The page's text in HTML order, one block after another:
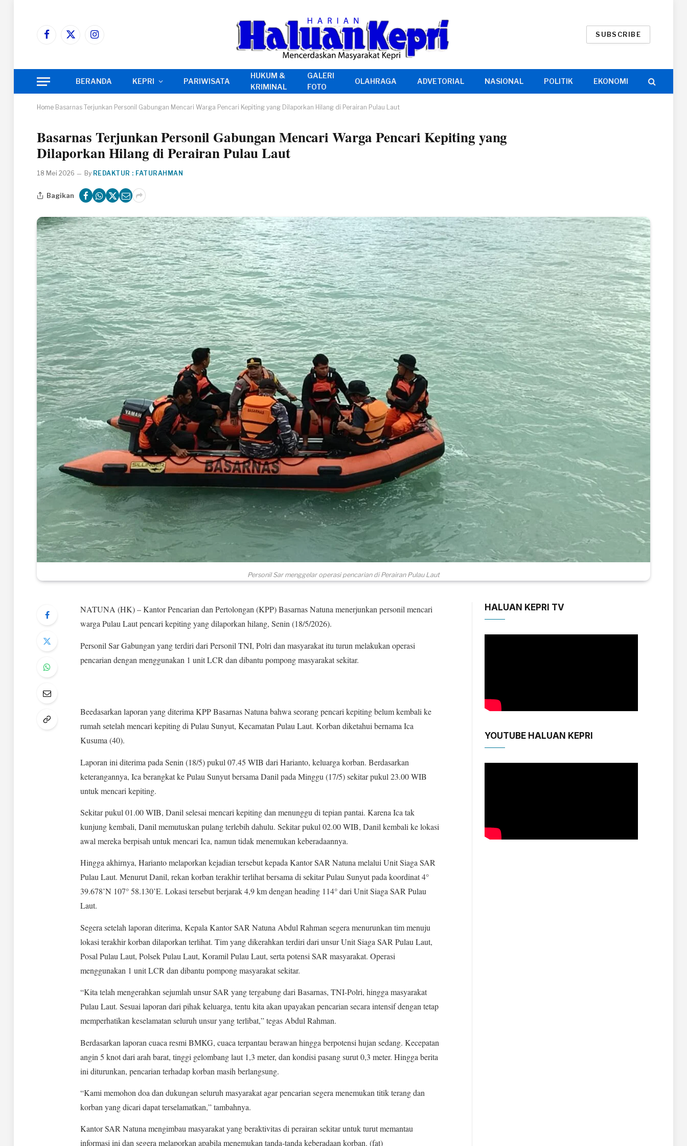
Facebook
X
Instagram
SUBSCRIBE
BERANDA KEPRI PARIWISATA
HUKUM &
KRIMINAL
GALERI
FOTO
OLAHRAGA ADVETORIAL NASIONAL POLITIK EKONOMI
Home Basarnas Terjunkan Personil Gabungan Mencari Warga Pencari Kepiting yang Dilaporkan Hilang di Perairan Pulau Laut
Basarnas Terjunkan Personil Gabungan Mencari Warga Pencari Kepiting yang
Dilaporkan Hilang di Perairan Pulau Laut
18 Mei 2026 By REDAKTUR : FATURAHMAN
Bagikan
Personil Sar menggelar operasi pencarian di Perairan Pulau Laut
NATUNA (HK) – Kantor Pencarian dan Pertolongan (KPP) Basarnas Natuna menerjunkan personil mencari
warga Pulau Laut pencari kepiting yang dilaporkan hilang, Senin (18/5/2026).
Personil Sar Gabungan yang terdiri dari Personil TNI, Polri dan masyarakat itu turun melakukan operasi
pencarian dengan menggunakan 1 unit LCR dan dibantu pompong masyarakat sekitar.
Beedasarkan laporan yang diterima KPP Basarnas Natuna bahwa seorang pencari kepiting belum kembali ke
rumah setelah mencari kepiting di Pulau Sunyut, Kecamatan Pulau Laut. Korban diketahui bernama Ica
Kusuma (40).
Laporan ini diterima pada Senin (18/5) pukul 07.45 WIB dari Harianto, keluarga korban. Berdasarkan
keterangannya, Ica berangkat ke Pulau Sunyut bersama Danil pada Minggu (17/5) sekitar pukul 23.00 WIB
untuk mencari kepiting.
Sekitar pukul 01.00 WIB, Danil selesai mencari kepiting dan menunggu di tepian pantai. Karena Ica tak
kunjung kembali, Danil memutuskan pulang terlebih dahulu. Sekitar pukul 02.00 WIB, Danil kembali ke lokasi
awal mereka berpisah untuk mencari Ica, namun tidak menemukan keberadaannya.
Hingga akhirnya, Harianto melaporkan kejadian tersebut kepada Kantor SAR Natuna melalui Unit Siaga SAR
Pulau Laut. Menurut Danil, rekan korban terakhir terlihat bersama di sekitar Pulau Sunyut pada koordinat 4°
39.678’N 107° 58.130’E. Lokasi tersebut berjarak 4,9 km dengan heading 114° dari Unit Siaga SAR Pulau
Laut.
Segera setelah laporan diterima, Kepala Kantor SAR Natuna Abdul Rahman segera menurunkan tim menuju
lokasi terakhir korban dilaporkan terlihat. Tim yang dikerahkan terdiri dari unsur Unit Siaga SAR Pulau Laut,
Posal Pulau Laut, Polsek Pulau Laut, Koramil Pulau Laut, serta potensi SAR masyarakat. Operasi
menggunakan 1 unit LCR dan dibantu pompong masyarakat sekitar.
“Kita telah mengerahkan sejumlah unsur SAR yang tergabung dari Basarnas, TNI-Polri, hingga masyarakat
Pulau Laut. Sesuai laporan dari pihak keluarga, tentu kita akan upayakan pencarian secara intensif dengan tetap
memperhatikan keselamatan seluruh unsur yang terlibat,” tegas Abdul Rahman.
Berdasarkan laporan cuaca resmi BMKG, cuaca terpantau berawan hingga berpotensi hujan sedang. Kecepatan
angin 5 knot dari arah barat, tinggi gelombang laut 1,3 meter, dan kondisi pasang surut 0,3 meter. Hingga berita
ini diturunkan, pencarian terhadap korban masih berlangsung.
“Kami memohon doa dan dukungan seluruh masyarakat agar pencarian segera menemukan titik terang dan
korban yang dicari dapat terselamatkan,” tambahnya.
Kantor SAR Natuna mengimbau masyarakat yang beraktivitas di perairan sekitar untuk turut memantau
informasi ini dan segera melaporkan apabila menemukan tanda-tanda keberadaan korban. (fat)
HALUAN KEPRI TV
YOUTUBE HALUAN KEPRI